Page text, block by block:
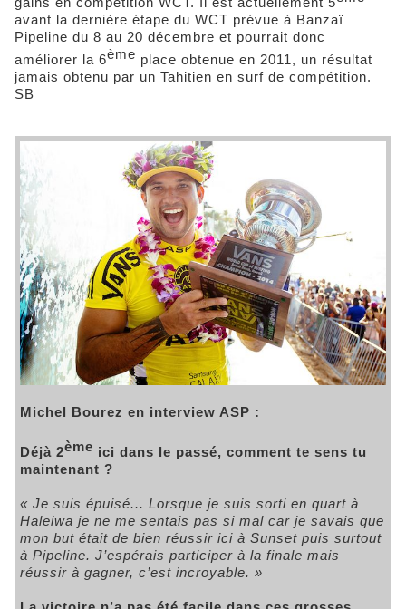
avant la dernière étape du WCT prévue à Banzaï
Pipeline du 8 au 20 décembre et pourrait donc
améliorer la 6ème place obtenue en 2011, un résultat
jamais obtenu par un Tahitien en surf de compétition.
SB
Michel Bourez en interview ASP :
Déjà 2ème ici dans le passé, comment te sens tu
maintenant ?
« Je suis épuisé... Lorsque je suis sorti en quart à
Haleiwa je ne me sentais pas si mal car je savais que
mon but était de bien réussir ici à Sunset puis surtout
à Pipeline. J’espérais participer à la finale mais
réussir à gagner, c’est incroyable. »